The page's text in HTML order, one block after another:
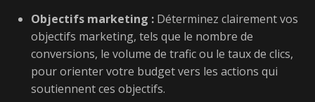
Objectifs marketing : Déterminez clairement vos
objectifs marketing, tels que le nombre de
conversions, le volume de trafic ou le taux de clics,
pour orienter votre budget vers les actions qui
soutiennent ces objectifs.